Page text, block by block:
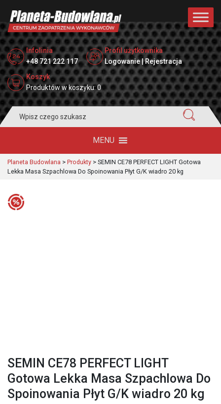
Infolinia
+48 721 222 117
Profil użytkownika
Logowanie | Rejestracja
Koszyk
Produktów w koszyku: 0
for:
MENU
Planeta Budowlana > Produkty > SEMIN CE78 PERFECT LIGHT Gotowa
Lekka Masa Szpachlowa Do Spoinowania Płyt G/K wiadro 20 kg
SEMIN CE78 PERFECT LIGHT
Gotowa Lekka Masa Szpachlowa Do
Spoinowania Płyt G/K wiadro 20 kg